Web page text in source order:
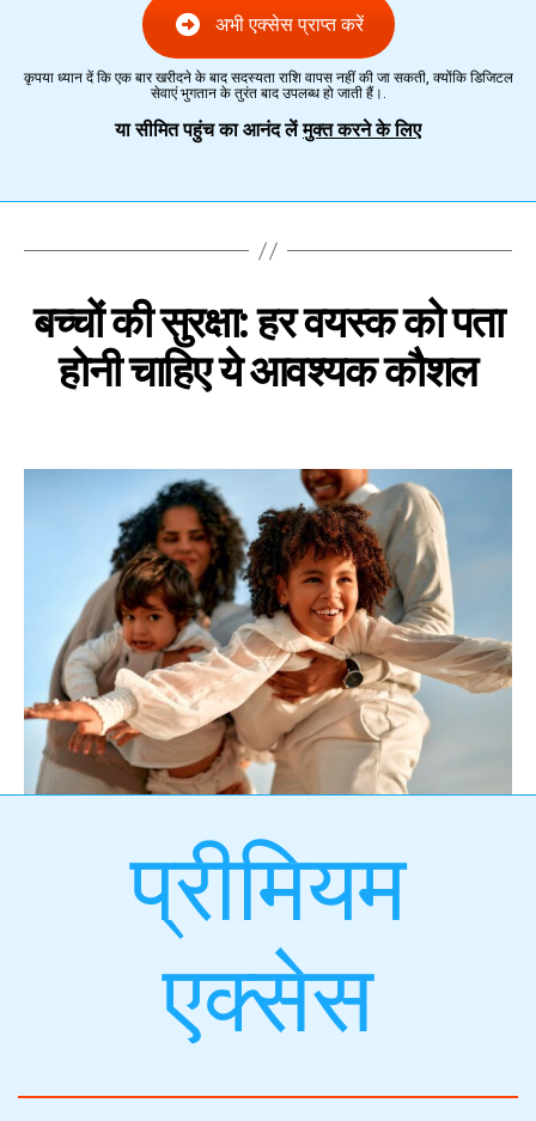
अभी एक्सेस प्राप्त करें
कृपया ध्यान दें कि एक बार खरीदने के बाद सदस्यता राशि वापस नहीं की जा सकती, क्योंकि डिजिटल
सेवाएं भुगतान के तुरंत बाद उपलब्ध हो जाती हैं।.
या सीमित पहुंच का आनंद लेंमुक्त करने के लिए
बच्चों की सुरक्षा: हर वयस्क को पता
होनी चाहिए ये आवश्यक कौशल
प्रीमियम
एक्सेस